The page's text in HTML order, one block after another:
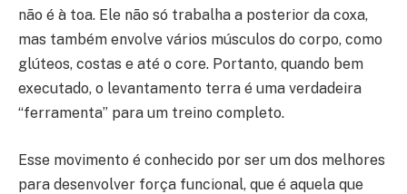
não é à toa. Ele não só trabalha a posterior da coxa,
mas também envolve vários músculos do corpo, como
glúteos, costas e até o core. Portanto, quando bem
executado, o levantamento terra é uma verdadeira
“ferramenta” para um treino completo.
Esse movimento é conhecido por ser um dos melhores
para desenvolver força funcional, que é aquela que